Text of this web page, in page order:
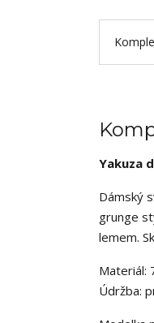
Yakuza
Dámský
grunge
lemem.
Materiál:
Údržba: